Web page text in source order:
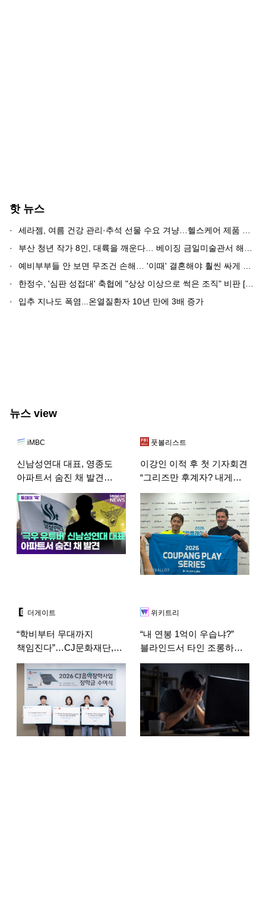
핫 뉴스
·
세라젬, 여름 건강 관리·추석 선물 수요 겨냥…헬스케어 제품 혜택 강화
·
부산 청년 작가 8인, 대륙을 깨운다… 베이징 금일미술관서 해외전 개최
·
예비부부들 안 보면 무조건 손해… '이때' 결혼해야 훨씬 싸게 할 수 있습니다
·
한정수, '심판 성접대' 축협에 "상상 이상으로 썩은 조직" 비판 [투데이픽]
·
입추 지나도 폭염...온열질환자 10년 만에 3배 증가
뉴스 view
iMBC
신남성연대 대표, 영종도
아파트서 숨진 채 발견
[투데이픽]
풋볼리스트
이강인 이적 후 첫 기자회견
“그리즈만 후계자? 내게
중요한 건 우승”
[쿠플시리즈 현장]
더게이트
“학비부터 무대까지
책임진다”…CJ문화재단,
음악 유학생 5명에 장학
지원
위키트리
“내 연봉 1억이 우습냐?”
블라인드서 타인 조롱하다
신상 털려버린 사람